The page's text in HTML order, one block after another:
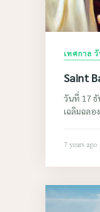
เทศกาล
Saint
วันที่ 17 ธั
เฉลิมฉลอ
7 years ago